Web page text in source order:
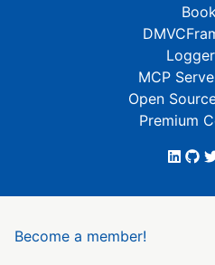
MCP
Open
Premium
Become a member!